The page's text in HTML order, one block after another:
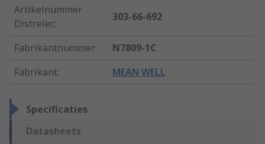
Artikelnummer
Distrelec:
303-66-692
Fabrikantnummer:
N7809-1C
Fabrikant: MEAN WELL
Specificaties
Datasheets